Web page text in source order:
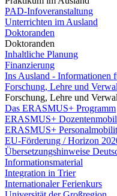
PAD-Infoveranstaltung
Unterrichten im Ausland
Doktoranden
Doktoranden
Inhaltliche Planung
Finanzierung
Ins Ausland - Informationen
Forschung, Lehre und
Forschung, Lehre und
Das ERASMUS+ Programm
ERASMUS+
ERASMUS+
EU-Förderung / Horizon
Übersetzungshinweise
Informationsmaterial
Integration in Trier
Internationaler Ferienkurs